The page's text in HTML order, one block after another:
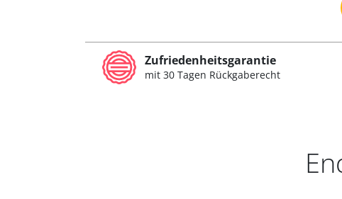
Zufriedenheitsgarantie
mit 30 Tagen Rückgaberecht